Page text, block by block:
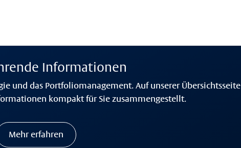
Informationen
und das Portfoliomanagement. Auf unserer Übersichtsseite
kompakt für Sie zusammengestellt.
Mehr erfahren